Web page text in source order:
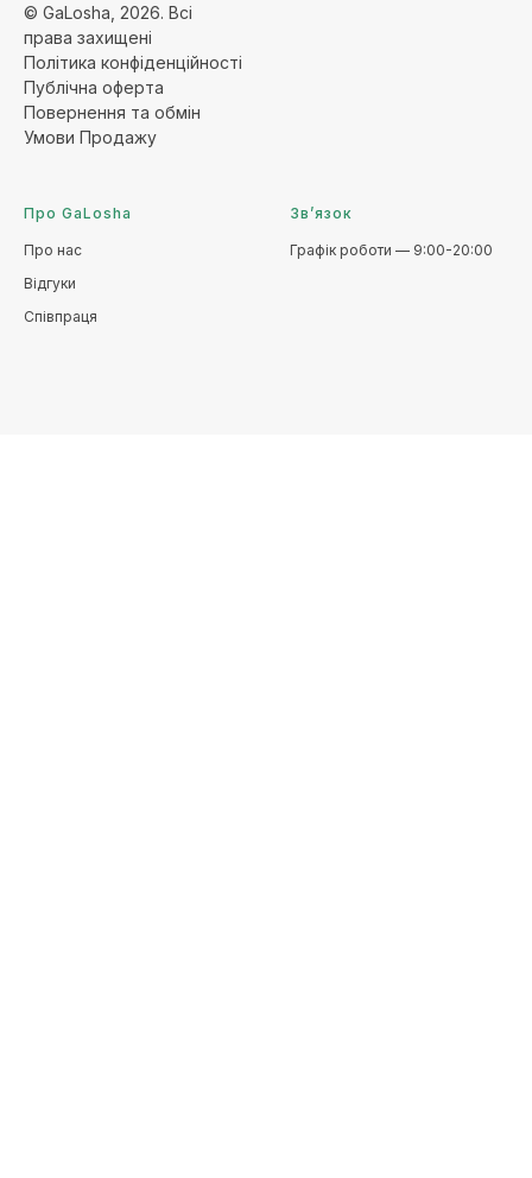
© GaLosha, 2026. Всі
права захищені
Політика конфіденційності
Публічна оферта
Повернення та обмін
Умови Продажу
Про GaLosha
Про нас
Відгуки
Співпраця
Зв’язок
Графік роботи — 9:00-20:00